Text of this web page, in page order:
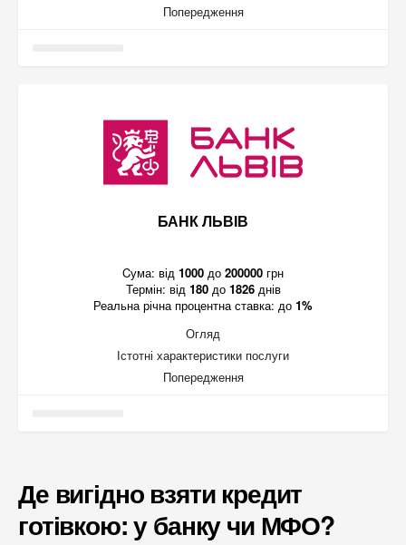
Попередження
БАНК ЛЬВІВ
Cума: від 1000 до 200000 грн
Термін: від 180до 1826днів
Реальна річна процентна ставка: до 1%
Огляд
Істотні характеристики послуги
Попередження
Де вигідно взяти кредит
готівкою: у банку чи МФО?